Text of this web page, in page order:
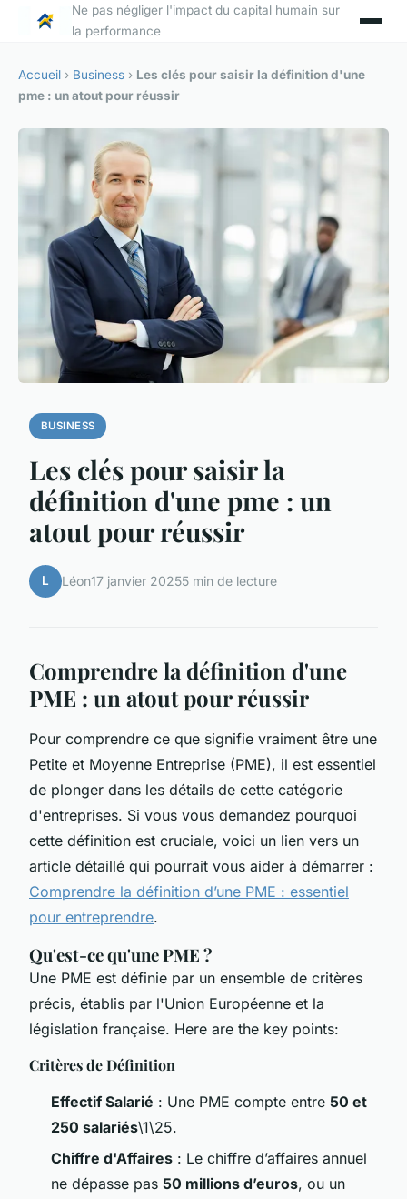
Ne pas négliger l'impact du capital humain sur
la performance
Accueil › Business › Les clés pour saisir la définition d'une
pme : un atout pour réussir
BUSINESS
Les clés pour saisir la
définition d'une pme : un
atout pour réussir
L Léon17 janvier 20255 min de lecture
Comprendre la définition d'une
PME : un atout pour réussir
Pour comprendre ce que signifie vraiment être une
Petite et Moyenne Entreprise (PME), il est essentiel
de plonger dans les détails de cette catégorie
d'entreprises. Si vous vous demandez pourquoi
cette définition est cruciale, voici un lien vers un
article détaillé qui pourrait vous aider à démarrer :
Comprendre la définition d’une PME : essentiel
pour entreprendre.
Qu'est-ce qu'une PME ?
Une PME est définie par un ensemble de critères
précis, établis par l'Union Européenne et la
législation française. Here are the key points:
Critères de Définition
Effectif Salarié : Une PME compte entre 50 et
250 salariés\1\25.
Chiffre d'Affaires : Le chiffre d’affaires annuel
ne dépasse pas 50 millions d’euros, ou un